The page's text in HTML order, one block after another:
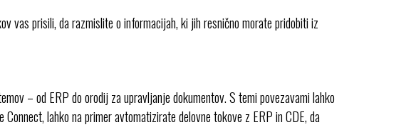
vas prisili, da razmislite o informacijah, ki jih resnično morate pridobiti iz
– od ERP do orodij za upravljanje dokumentov. S temi povezavami lahko
lahko na primer avtomatizirate delovne tokove z ERP in CDE, da